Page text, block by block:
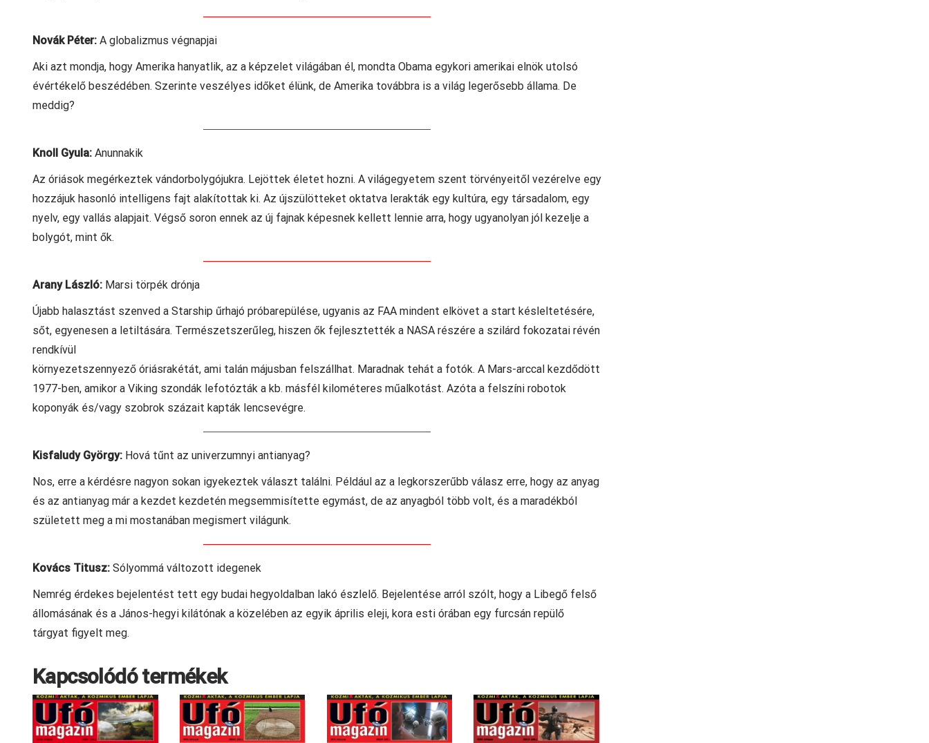
Novák Péter: A globalizmus végnapjai
Aki azt mondja, hogy Amerika hanyatlik, az a képzelet világában él, mondta Obama egykori amerikai elnök utolsó
évértékelő beszédében. Szerinte veszélyes időket élünk, de Amerika továbbra is a világ legerősebb állama. De
meddig?
Knoll Gyula: Anunnakik
Az óriások megérkeztek vándorbolygójukra. Lejöttek életet hozni. A világegyetem szent törvényeitől vezérelve egy
hozzájuk hasonló intelligens fajt alakítottak ki. Az újszülötteket oktatva lerakták egy kultúra, egy társadalom, egy
nyelv, egy vallás alapjait. Végső soron ennek az új fajnak képesnek kellett lennie arra, hogy ugyanolyan jól kezelje a
bolygót, mint ők.
Arany László: Marsi törpék drónja
Újabb halasztást szenved a Starship űrhajó próbarepülése, ugyanis az FAA mindent elkövet a start késleltetésére,
sőt, egyenesen a letiltására. Természetszerűleg, hiszen ők fejlesztették a NASA részére a szilárd fokozatai révén
rendkívül
környezetszennyező óriásrakétát, ami talán májusban felszállhat. Maradnak tehát a fotók. A Mars-arccal kezdődött
1977-ben, amikor a Viking szondák lefotózták a kb. másfél kilométeres műalkotást. Azóta a felszíni robotok
koponyák és/vagy szobrok százait kapták lencsevégre.
Kisfaludy György: Hová tűnt az univerzumnyi antianyag?
Nos, erre a kérdésre nagyon sokan igyekeztek választ találni. Például az a legkorszerűbb válasz erre, hogy az anyag
és az antianyag már a kezdet kezdetén megsemmisítette egymást, de az anyagból több volt, és a maradékból
született meg a mi mostanában megismert világunk.
Kovács Titusz: Sólyommá változott idegenek
Nemrég érdekes bejelentést tett egy budai hegyoldalban lakó észlelő. Bejelentése arról szólt, hogy a Libegő felső
állomásának és a János-hegyi kilátónak a közelében az egyik április eleji, kora esti órában egy furcsán repülő
tárgyat figyelt meg.
Kapcsolódó termékek